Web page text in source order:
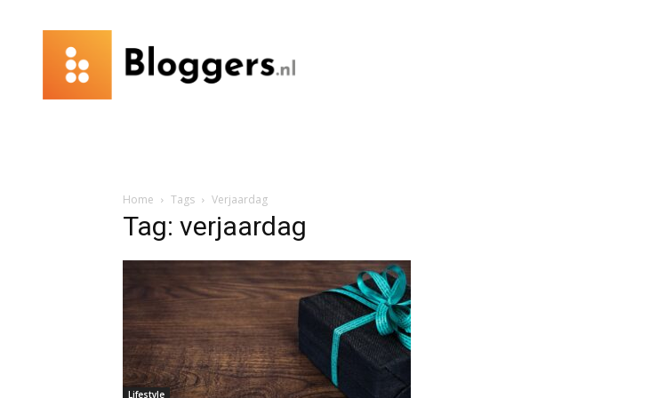
Home Tags Verjaardag
Tag: verjaardag
Lifestyle